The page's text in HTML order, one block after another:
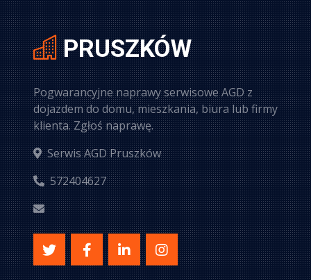
PRUSZKÓW
Pogwarancyjne naprawy serwisowe AGD z
dojazdem do domu, mieszkania, biura lub firmy
klienta. Zgłoś naprawę.
Serwis AGD Pruszków
572404627